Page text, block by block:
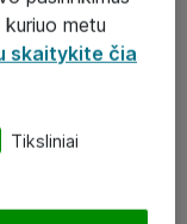
metu
skaitykite čia
Tiksliniai